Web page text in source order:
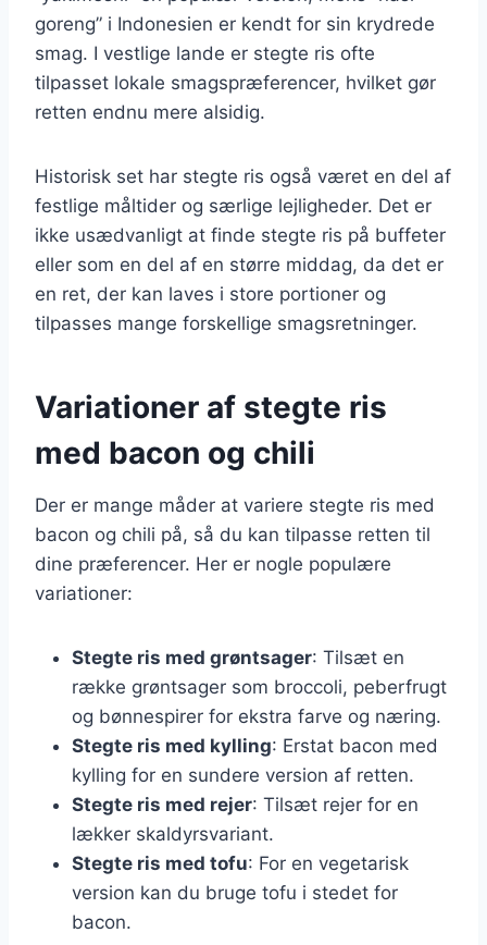
goreng” i Indonesien er kendt for sin krydrede
smag. I vestlige lande er stegte ris ofte
tilpasset lokale smagspræferencer, hvilket gør
retten endnu mere alsidig.
Historisk set har stegte ris også været en del af
festlige måltider og særlige lejligheder. Det er
ikke usædvanligt at finde stegte ris på buffeter
eller som en del af en større middag, da det er
en ret, der kan laves i store portioner og
tilpasses mange forskellige smagsretninger.
Variationer af stegte ris
med bacon og chili
Der er mange måder at variere stegte ris med
bacon og chili på, så du kan tilpasse retten til
dine præferencer. Her er nogle populære
variationer:
Stegte ris med grøntsager: Tilsæt en
række grøntsager som broccoli, peberfrugt
og bønnespirer for ekstra farve og næring.
Stegte ris med kylling: Erstat bacon med
kylling for en sundere version af retten.
Stegte ris med rejer: Tilsæt rejer for en
lækker skaldyrsvariant.
Stegte ris med tofu: For en vegetarisk
version kan du bruge tofu i stedet for
bacon.